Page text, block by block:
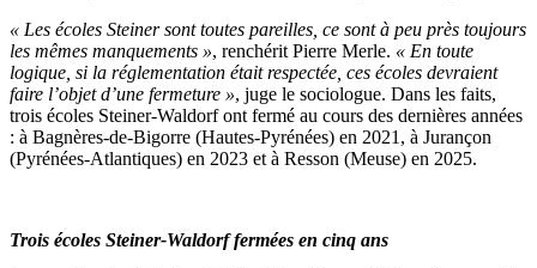
« Les écoles Steiner sont toutes pareilles, ce sont à peu près toujours
les mêmes manquements », renchérit Pierre Merle. « En toute
logique, si la réglementation était respectée, ces écoles devraient
faire l’objet d’une fermeture », juge le sociologue. Dans les faits,
trois écoles Steiner-Waldorf ont fermé au cours des dernières années
: à Bagnères-de-Bigorre (Hautes-Pyrénées) en 2021, à Jurançon
(Pyrénées-Atlantiques) en 2023 et à Resson (Meuse) en 2025.
Trois écoles Steiner-Waldorf fermées en cinq ans